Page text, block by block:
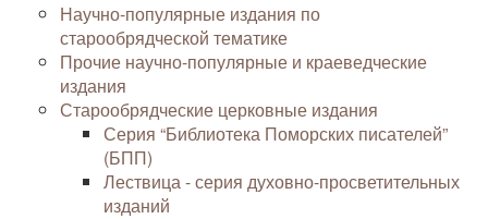
Научно-популярные издания по
старообрядческой тематике
Прочие научно-популярные и краеведческие
издания
Старообрядческие церковные издания
Серия “Библиотека Поморских писателей”
(БПП)
Лествица - серия духовно-просветительных
изданий